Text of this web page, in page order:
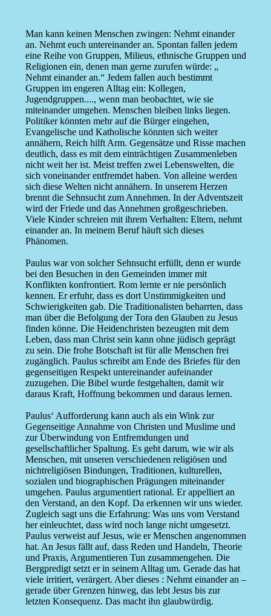
Man kann keinen Menschen zwingen: Nehmt einander
an. Nehmt euch untereinander an. Spontan fallen jedem
eine Reihe von Gruppen, Milieus, ethnische Gruppen und
Religionen ein, denen man gerne zurufen würde: „
Nehmt einander an.“ Jedem fallen auch bestimmt
Gruppen im engeren Alltag ein: Kollegen,
Jugendgruppen...., wenn man beobachtet, wie sie
miteinander umgehen. Menschen bleiben links liegen.
Politiker könnten mehr auf die Bürger eingehen,
Evangelische und Katholische könnten sich weiter
annähern, Reich hilft Arm. Gegensätze und Risse machen
deutlich, dass es mit dem einträchtigen Zusammenleben
nicht weit her ist. Meist treffen zwei Lebenswelten, die
sich voneinander entfremdet haben. Von alleine werden
sich diese Welten nicht annähern. In unserem Herzen
brennt die Sehnsucht zum Annehmen. In der Adventszeit
wird der Friede und das Annehmen großgeschrieben.
Viele Kinder schreien mit ihrem Verhalten: Eltern, nehmt
einander an. In meinem Beruf häuft sich dieses
Phänomen.
Paulus war von solcher Sehnsucht erfüllt, denn er wurde
bei den Besuchen in den Gemeinden immer mit
Konflikten konfrontiert. Rom lernte er nie persönlich
kennen. Er erfuhr, dass es dort Unstimmigkeiten und
Schwierigkeiten gab. Die Traditionalisten beharrten, dass
man über die Befolgung der Tora den Glauben zu Jesus
finden könne. Die Heidenchristen bezeugten mit dem
Leben, dass man Christ sein kann ohne jüdisch geprägt
zu sein. Die frohe Botschaft ist für alle Menschen frei
zugänglich. Paulus schreibt am Ende des Briefes für den
gegenseitigen Respekt untereinander aufeinander
zuzugehen. Die Bibel wurde festgehalten, damit wir
daraus Kraft, Hoffnung bekommen und daraus lernen.
Paulus‘ Aufforderung kann auch als ein Wink zur
Gegenseitige Annahme von Christen und Muslime und
zur Überwindung von Entfremdungen und
gesellschaftlicher Spaltung. Es geht darum, wie wir als
Menschen, mit unseren verschiedenen religiösen und
nichtreligiösen Bindungen, Traditionen, kulturellen,
sozialen und biographischen Prägungen miteinander
umgehen. Paulus argumentiert rational. Er appelliert an
den Verstand, an den Kopf. Da erkennen wir uns wieder.
Zugleich sagt uns die Erfahrung: Was uns vom Verstand
her einleuchtet, dass wird noch lange nicht umgesetzt.
Paulus verweist auf Jesus, wie er Menschen angenommen
hat. An Jesus fällt auf, dass Reden und Handeln, Theorie
und Praxis, Argumentieren Tun zusammengehen. Die
Bergpredigt setzt er in seinem Alltag um. Gerade das hat
viele irritiert, verärgert. Aber dieses : Nehmt einander an –
gerade über Grenzen hinweg, das lebt Jesus bis zur
letzten Konsequenz. Das macht ihn glaubwürdig.